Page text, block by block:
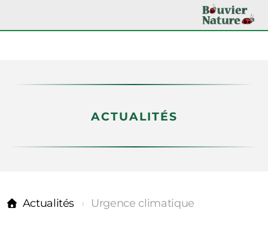
ACTUALITÉS
Actualités Urgence climatique